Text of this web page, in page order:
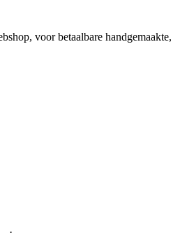
voor betaalbare handgemaakte,